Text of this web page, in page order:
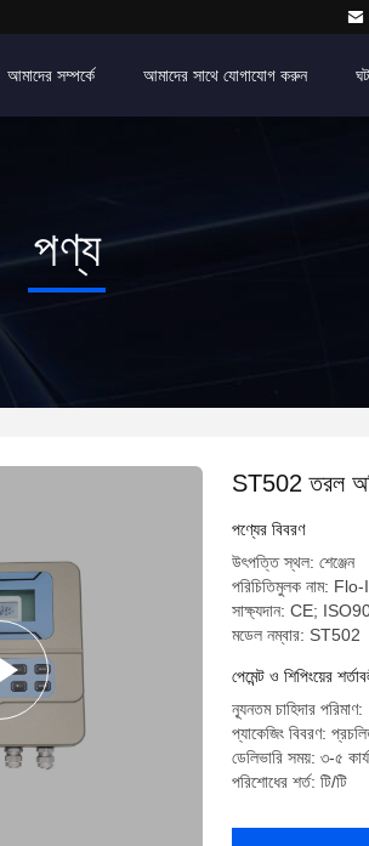
আমাদের সম্পর্কে আমাদের সাথে যোগাযোগ করুন
পণ্য
ST502 তরল
পণ্যের বিবরণ
উৎপত্তি স্থল: শেঞ্জেন
পরিচিতিমুলক নাম:
সাক্ষ্যদান: CE;
মডেল নম্বার: ST502
পেমেন্ট ও শিপিংয়ের
ন্যূনতম চাহিদার পরিমাণ:
প্যাকেজিং বিবরণ:
ডেলিভারি সময়: ৩-৫
পরিশোধের শর্ত: টি/টি